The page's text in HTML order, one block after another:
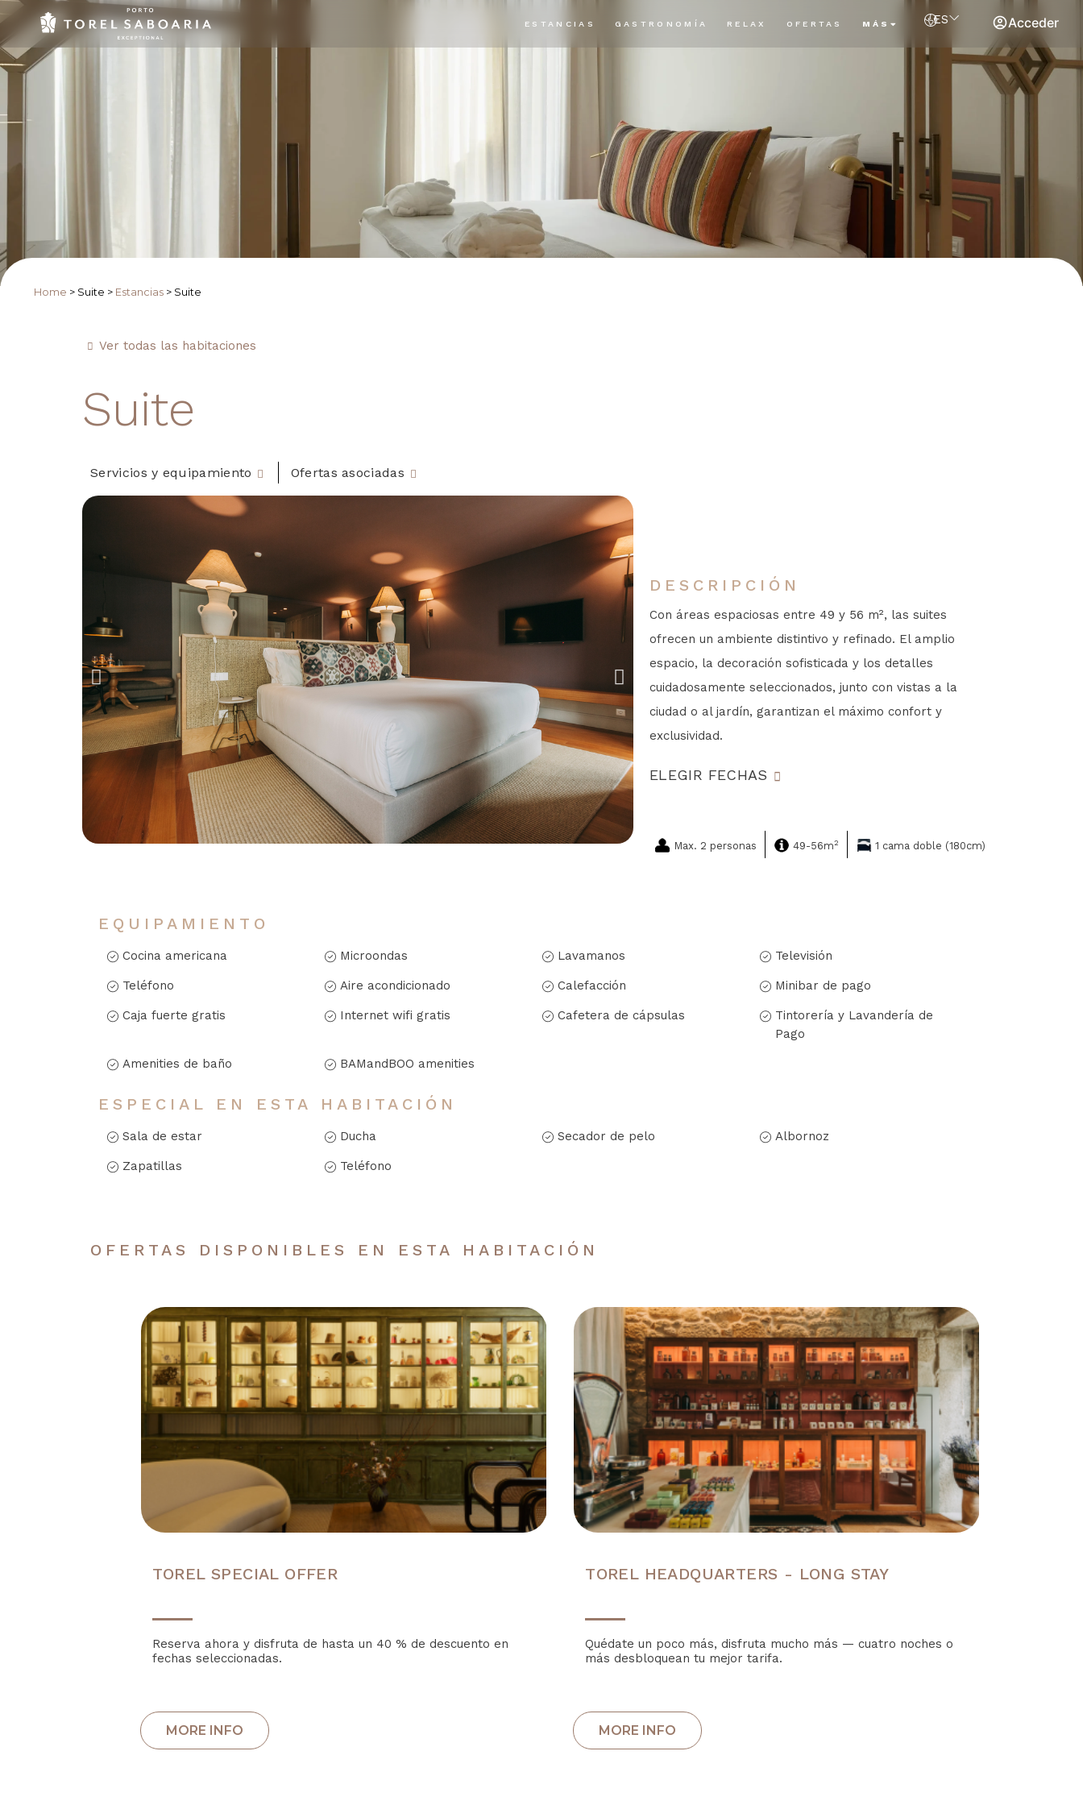
ESTANCIAS GASTRONOMÍA RELAX OFERTAS MÁS ES Acceder
Home > Suite > Estancias > Suite
Ver todas las habitaciones
Suite
Servicios y equipamiento Ofertas asociadas
Max. 2 personas 49-56m2 1 cama doble (180cm)
DESCRIPCIÓN
Con áreas espaciosas entre 49 y 56 m², las suites
ofrecen un ambiente distintivo y refinado. El amplio
espacio, la decoración sofisticada y los detalles
cuidadosamente seleccionados, junto con vistas a la
ciudad o al jardín, garantizan el máximo confort y
exclusividad.
ELEGIR FECHAS
EQUIPAMIENTO
Cocina americana Microondas Lavamanos Televisión
Teléfono Aire acondicionado Calefacción Minibar de pago
Caja fuerte gratis Internet wifi gratis Cafetera de cápsulas
Tintorería y Lavandería de
Pago
Amenities de baño BAMandBOO amenities
ESPECIAL EN ESTA HABITACIÓN
Sala de estar Ducha Secador de pelo Albornoz
Zapatillas Teléfono
OFERTAS DISPONIBLES EN ESTA HABITACIÓN
TOREL HEADQUARTERS - LONG STAY
Quédate un poco más, disfruta mucho más — cuatro noches o
más desbloquean tu mejor tarifa.
TOREL SPECIAL OFFER
Reserva ahora y disfruta de hasta un 40 % de descuento en
fechas seleccionadas.